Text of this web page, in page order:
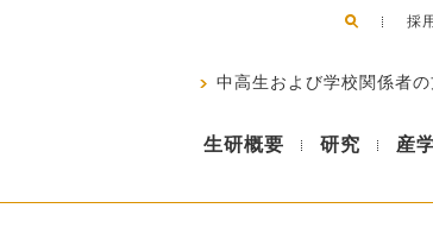
採
中高生および学校関係者
生研概要 研究 産